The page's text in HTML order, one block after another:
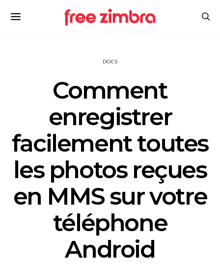
DOCS
Comment
enregistrer
facilement toutes
les photos reçues
en MMS sur votre
téléphone
Android